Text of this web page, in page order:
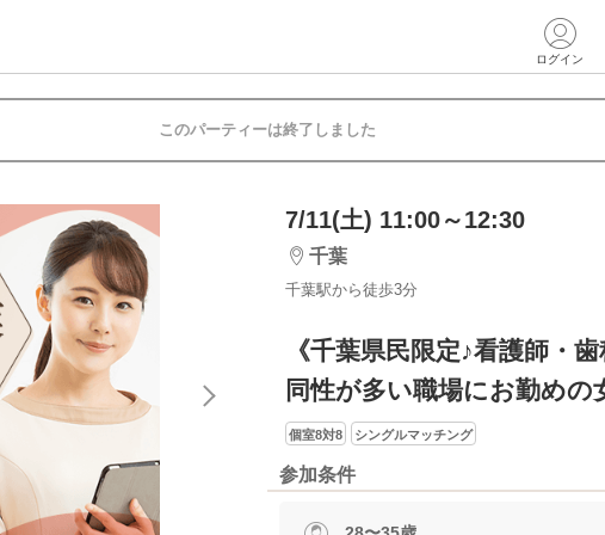
ログイン
このパーティーは終了しました
7/11(土) 11:00～12:30
千葉
千葉駅から徒歩3分
《千葉県民限定♪看護師・
同性が多い職場にお勤めの
個室8対8 シングルマッチング
参加条件